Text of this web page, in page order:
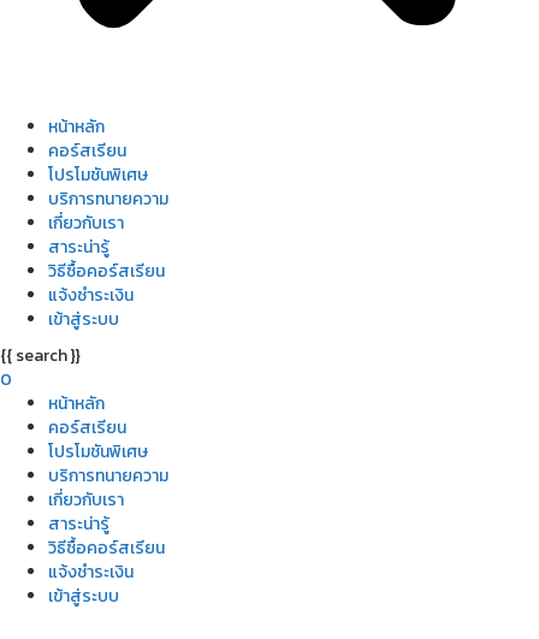
หน้าหลัก
คอร์สเรียน
โปรโมชันพิเศษ
บริการทนายความ
เกี่ยวกับเรา
สาระน่ารู้
วิธีซื้อคอร์สเรียน
แจ้งชำระเงิน
เข้าสู่ระบบ
{{ search }}
0
หน้าหลัก
คอร์สเรียน
โปรโมชันพิเศษ
บริการทนายความ
เกี่ยวกับเรา
สาระน่ารู้
วิธีซื้อคอร์สเรียน
แจ้งชำระเงิน
เข้าสู่ระบบ